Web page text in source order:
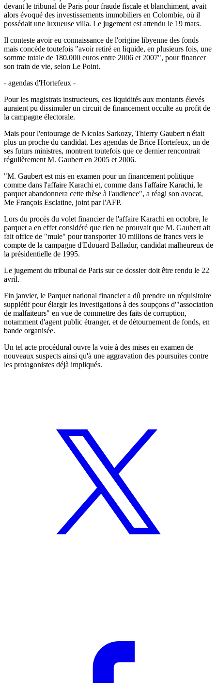
devant le tribunal de Paris pour fraude fiscale et blanchiment, avait
alors évoqué des investissements immobiliers en Colombie, où il
possédait une luxueuse villa. Le jugement est attendu le 19 mars.
Il conteste avoir eu connaissance de l'origine libyenne des fonds
mais concède toutefois "avoir retiré en liquide, en plusieurs fois, une
somme totale de 180.000 euros entre 2006 et 2007", pour financer
son train de vie, selon Le Point.
- agendas d'Hortefeux -
Pour les magistrats instructeurs, ces liquidités aux montants élevés
auraient pu dissimuler un circuit de financement occulte au profit de
la campagne électorale.
Mais pour l'entourage de Nicolas Sarkozy, Thierry Gaubert n'était
plus un proche du candidat. Les agendas de Brice Hortefeux, un de
ses futurs ministres, montrent toutefois que ce dernier rencontrait
régulièrement M. Gaubert en 2005 et 2006.
"M. Gaubert est mis en examen pour un financement politique
comme dans l'affaire Karachi et, comme dans l'affaire Karachi, le
parquet abandonnera cette thèse à l'audience", a réagi son avocat,
Me François Esclatine, joint par l'AFP.
Lors du procès du volet financier de l'affaire Karachi en octobre, le
parquet a en effet considéré que rien ne prouvait que M. Gaubert ait
fait office de "mule" pour transporter 10 millions de francs vers le
compte de la campagne d'Edouard Balladur, candidat malheureux de
la présidentielle de 1995.
Le jugement du tribunal de Paris sur ce dossier doit être rendu le 22
avril.
Fin janvier, le Parquet national financier a dû prendre un réquisitoire
supplétif pour élargir les investigations à des soupçons d'"association
de malfaiteurs" en vue de commettre des faits de corruption,
notamment d'agent public étranger, et de détournement de fonds, en
bande organisée.
Un tel acte procédural ouvre la voie à des mises en examen de
nouveaux suspects ainsi qu'à une aggravation des poursuites contre
les protagonistes déjà impliqués.